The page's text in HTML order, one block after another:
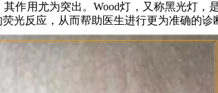
作用尤为突出。Wood灯，又称黑光灯，
光反应，从而帮助医生进行更为准确的诊